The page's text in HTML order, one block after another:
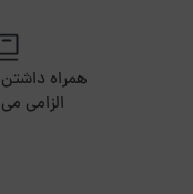
همراه
الزامی